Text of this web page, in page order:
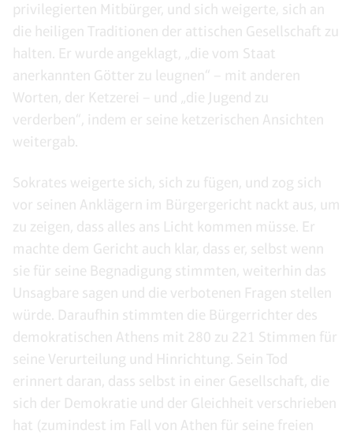
privilegierten Mitbürger, und sich weigerte, sich an
die heiligen Traditionen der attischen Gesellschaft zu
halten. Er wurde angeklagt, „die vom Staat
anerkannten Götter zu leugnen“ – mit anderen
Worten, der Ketzerei – und „die Jugend zu
verderben“, indem er seine ketzerischen Ansichten
weitergab.
Sokrates weigerte sich, sich zu fügen, und zog sich
vor seinen Anklägern im Bürgergericht nackt aus, um
zu zeigen, dass alles ans Licht kommen müsse. Er
machte dem Gericht auch klar, dass er, selbst wenn
sie für seine Begnadigung stimmten, weiterhin das
Unsagbare sagen und die verbotenen Fragen stellen
würde. Daraufhin stimmten die Bürgerrichter des
demokratischen Athens mit 280 zu 221 Stimmen für
seine Verurteilung und Hinrichtung. Sein Tod
erinnert daran, dass selbst in einer Gesellschaft, die
sich der Demokratie und der Gleichheit verschrieben
hat (zumindest im Fall von Athen für seine freien